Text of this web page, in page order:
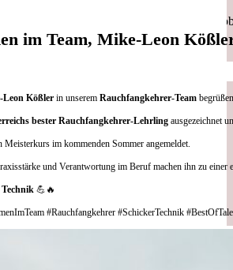
im Team, Mike-Leon
Leon Kößler in unseremRauchfangkehrer-Team
bester Rauchfangkehrer-Lehrling ausgezeichnet
im kommenden Sommer angemeldet.
und Verantwortung im Beruf machen ihn zu
💪🔥
#Rauchfangkehrer #SchickerTechnik
später war jemand Vorort, Problem
Bewertungen
und kompetente Beratung.